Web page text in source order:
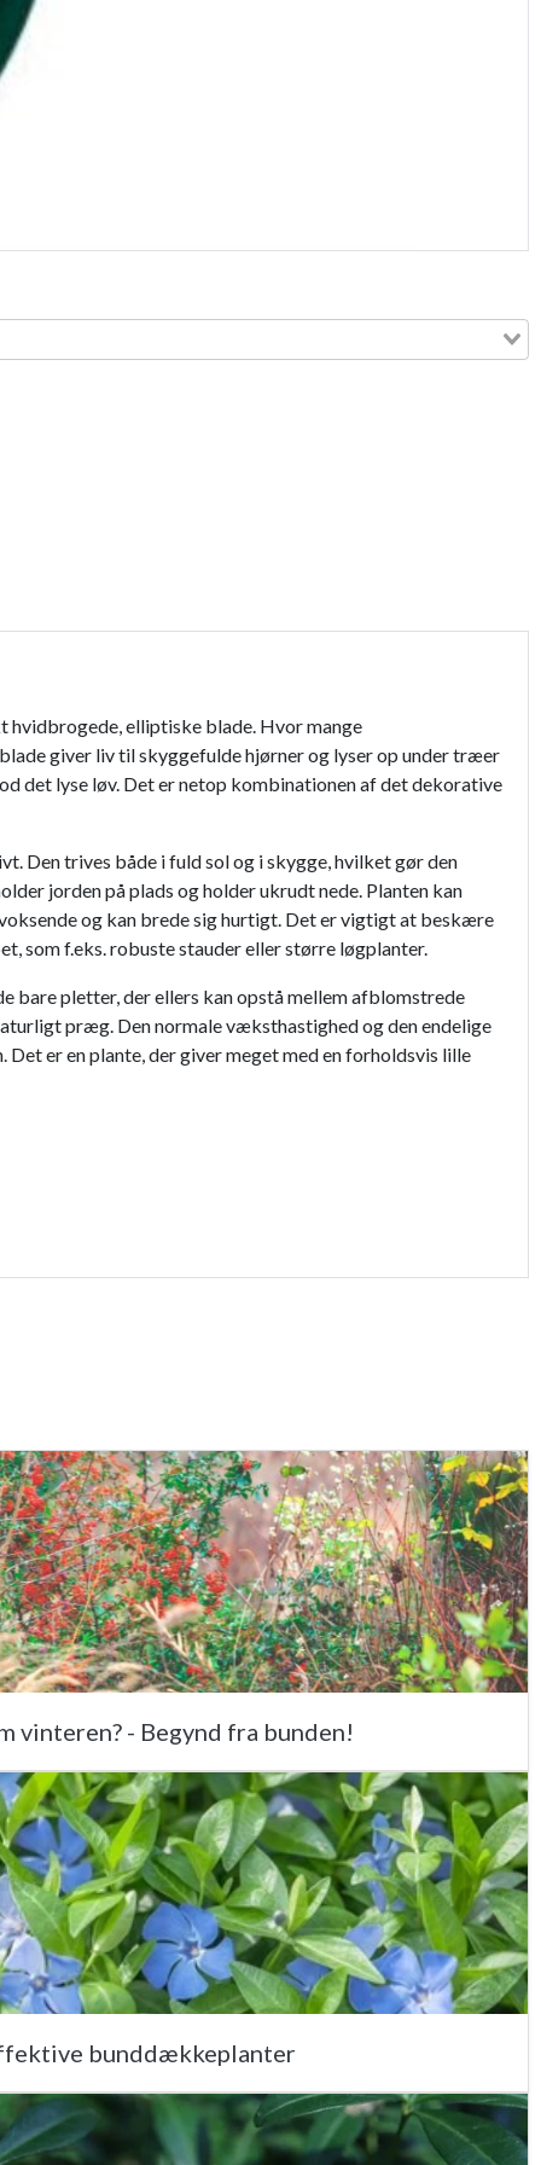
hvidbrogede, elliptiske blade. Hvor mange
giver liv til skyggefulde hjørner og lyser op under træer
det lyse løv. Det er netop kombinationen af det dekorative
Den trives både i fuld sol og i skygge, hvilket gør den
jorden på plads og holder ukrudt nede. Planten kan
og kan brede sig hurtigt. Det er vigtigt at beskære
som f.eks. robuste stauder eller større løgplanter.
bare pletter, der ellers kan opstå mellem afblomstrede
præg. Den normale væksthastighed og den endelige
er en plante, der giver meget med en forholdsvis lille
vinteren? - Begynd fra bunden!
bunddækkeplanter